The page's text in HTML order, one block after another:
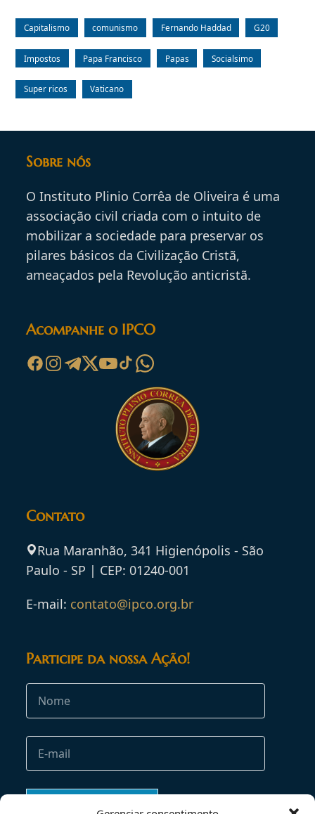
Capitalismo comunismo Fernando Haddad G20
Impostos Papa Francisco Papas Socialsimo
Super ricos Vaticano
Sobre nós
O Instituto Plinio Corrêa de Oliveira é uma
associação civil criada com o intuito de
mobilizar a sociedade para preservar os
pilares básicos da Civilização Cristã,
ameaçados pela Revolução anticristã.
Acompanhe o IPCO
Contato
Rua Maranhão, 341 Higienópolis - São
Paulo - SP | CEP: 01240-001
E-mail: contato@ipco.org.br
Participe da nossa Ação!